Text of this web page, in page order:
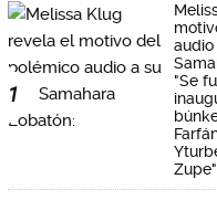
1
audio
"Se
Zupe"